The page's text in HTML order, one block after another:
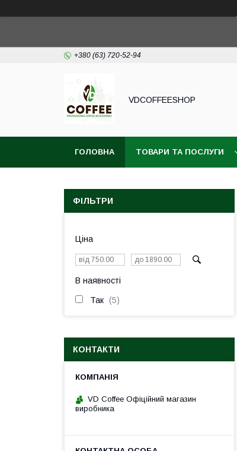
+380 (63) 720-52-94
VDCOFFEESHOP
ГОЛОВНА ТОВАРИ ТА ПОСЛУГИ
ФІЛЬТРИ
Ціна
В наявності
Так 5
КОНТАКТИ
VD Coffee Офіційний магазин
виробника